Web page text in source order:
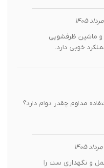
ظرفشویی
خوبی دارد.
مداوم چقدر دوام دارد؟
نگهداری ست را